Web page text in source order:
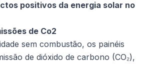
positivos da energia solar no
de Co2
sem combustão, os painéis
de dióxido de carbono (CO₂),